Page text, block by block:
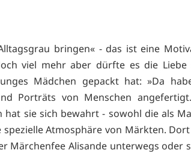
bringen« - das ist eine
viel mehr aber dürfte es die
Mädchen gepackt hat: »Da
Porträts von Menschen
hat sie sich bewahrt - sowohl die als
Atmosphäre von Märkten.
Märchenfee Alisande unterwegs oder